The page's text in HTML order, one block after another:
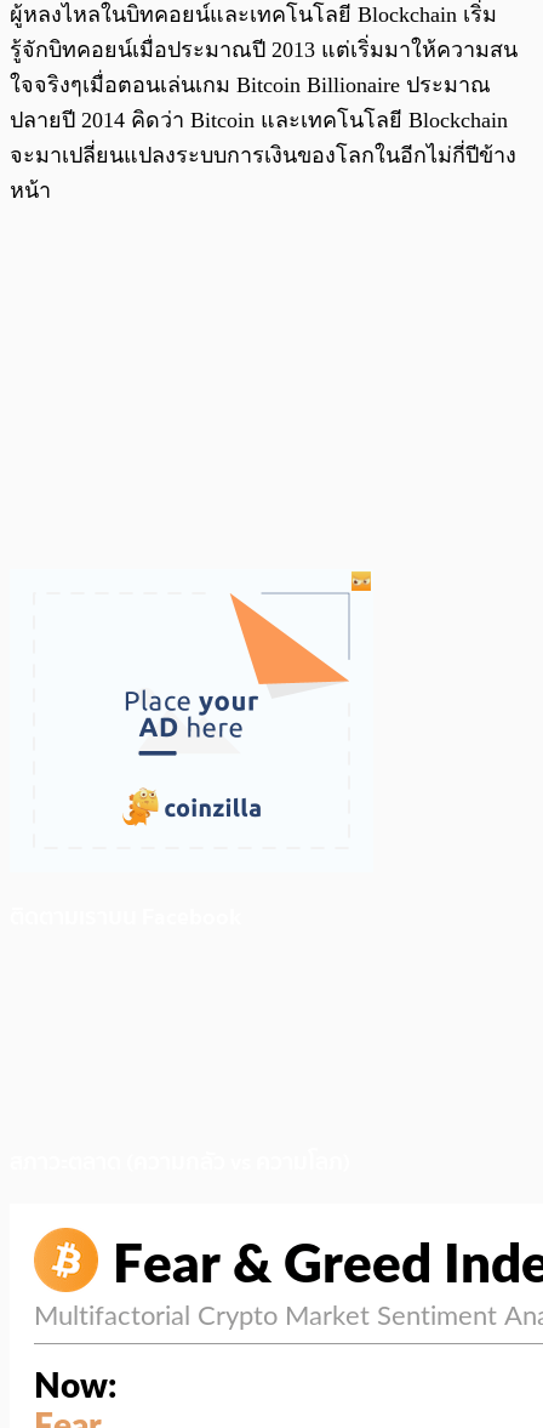
ผู้หลงไหลในบิทคอยน์และเทคโนโลยี Blockchain เริ่ม
รู้จักบิทคอยน์เมื่อประมาณปี 2013 แต่เริ่มมาให้ความสน
ใจจริงๆเมื่อตอนเล่นเกม Bitcoin Billionaire ประมาณ
ปลายปี 2014 คิดว่า Bitcoin และเทคโนโลยี Blockchain
จะมาเปลี่ยนแปลงระบบการเงินของโลกในอีกไม่กี่ปีข้าง
หน้า